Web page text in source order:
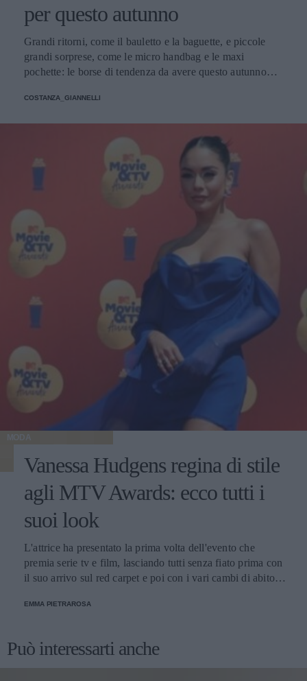
per questo autunno
Grandi ritorni, come il bauletto e la baguette, e piccole
grandi sorprese, come le micro handbag e le maxi
pochette: le borse di tendenza da avere questo autunno
COSTANZA_GIANNELLI
MODA
Vanessa Hudgens regina di stile
agli MTV Awards: ecco tutti i
suoi look
L'attrice ha presentato la prima volta dell'evento che
premia serie tv e film, lasciando tutti senza fiato prima con
il suo arrivo sul red carpet e poi con i vari cambi di abito
EMMA PIETRAROSA
Può interessarti anche